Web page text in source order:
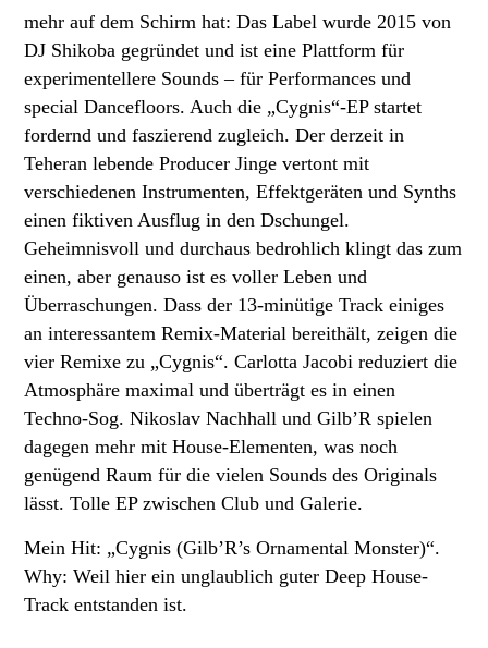
mehr auf dem Schirm hat: Das Label wurde 2015 von
DJ Shikoba gegründet und ist eine Plattform für
experimentellere Sounds – für Performances und
special Dancefloors. Auch die „Cygnis“-EP startet
fordernd und faszierend zugleich. Der derzeit in
Teheran lebende Producer Jinge vertont mit
verschiedenen Instrumenten, Effektgeräten und Synths
einen fiktiven Ausflug in den Dschungel.
Geheimnisvoll und durchaus bedrohlich klingt das zum
einen, aber genauso ist es voller Leben und
Überraschungen. Dass der 13-minütige Track einiges
an interessantem Remix-Material bereithält, zeigen die
vier Remixe zu „Cygnis“. Carlotta Jacobi reduziert die
Atmosphäre maximal und überträgt es in einen
Techno-Sog. Nikoslav Nachhall und Gilb’R spielen
dagegen mehr mit House-Elementen, was noch
genügend Raum für die vielen Sounds des Originals
lässt. Tolle EP zwischen Club und Galerie.
Mein Hit: „Cygnis (Gilb’R’s Ornamental Monster)“.
Why: Weil hier ein unglaublich guter Deep House-
Track entstanden ist.